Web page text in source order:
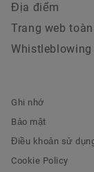
Địa điểm
Trang web
Whistleblowing
Ghi nhớ
Bảo mật
Điều khoản sử
Cookie Policy